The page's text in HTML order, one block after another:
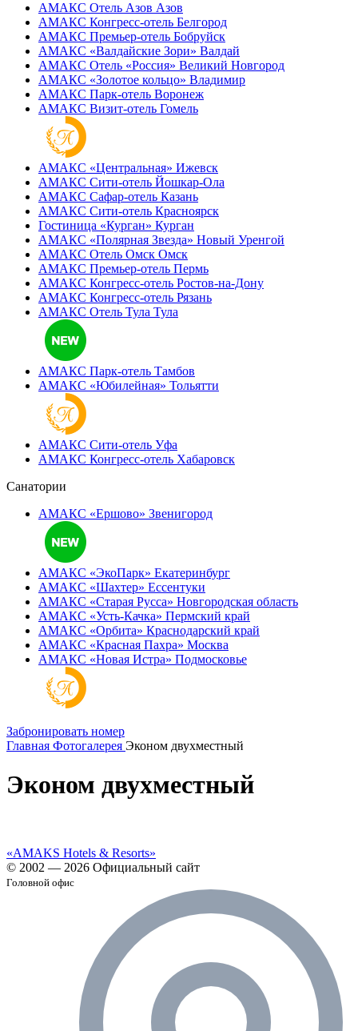
АМАКС Отель ‎Азов Азов
АМАКС Конгресс-отель Белгород
АМАКС Премьер-отель Бобруйск
АМАКС «‎Валдайские Зори» Валдай
АМАКС Отель «‎Россия» Великий Новгород
АМАКС «‎Золотое кольцо» Владимир
АМАКС Парк-отель Воронеж
АМАКС Визит-отель Гомель
АМАКС «‎Центральная» Ижевск
АМАКС Сити-отель Йошкар-Ола
АМАКС Сафар-отель Казань
АМАКС Сити-отель Красноярск
Гостиница «‎Курган» Курган
АМАКС «Полярная Звезда» Новый Уренгой
АМАКС Отель ‎Омск Омск
АМАКС Премьер-отель Пермь
АМАКС Конгресс-отель Ростов-на-Дону
АМАКС Конгресс-отель Рязань
АМАКС Отель Тула Тула
АМАКС Парк-отель Тамбов
АМАКС «‎Юбилейная» Тольятти
АМАКС Сити-отель Уфа
АМАКС Конгресс-отель Хабаровск
Санатории
АМАКС «Ершово» Звенигород
АМАКС «ЭкоПарк» Екатеринбург
АМАКС «‎Шахтер» Ессентуки
АМАКС «‎Старая Русса» Новгородская область
АМАКС «‎Усть-Качка» Пермский край
АМАКС «‎Орбита» Краснодарский край
АМАКС «‎Красная Пахра» Москва
АМАКС «‎Новая Истра» Подмосковье
Забронировать номер
Главная Фотогалерея Эконом двухместный
Эконом двухместный
«AMAKS Hotels & Resorts»
© 2002 — 2026 Официальный сайт
Головной офис